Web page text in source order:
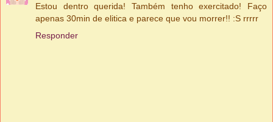
Estou dentro querida! Também tenho exercitado! Faço
apenas 30min de elitica e parece que vou morrer!! :S rrrrr
Responder